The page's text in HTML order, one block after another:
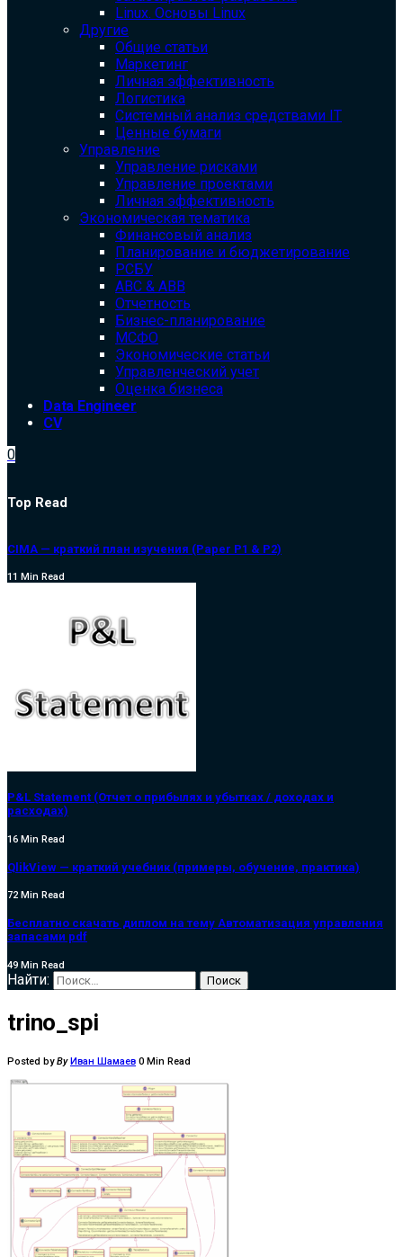
Linux. Основы Linux
Другие
Общие статьи
Маркетинг
Личная эффективность
Логистика
Системный анализ средствами IT
Ценные бумаги
Управление
Управление рисками
Управление проектами
Личная эффективность
Экономическая тематика
Финансовый анализ
Планирование и бюджетирование
РСБУ
ABC & ABB
Отчетность
Бизнес-планирование
МСФО
Экономические статьи
Управленческий учет
Оценка бизнеса
Data Engineer
CV
0
Top Read
CIMA — краткий план изучения (Paper P1 & P2)
11 Min Read
P&L Statement (Отчет о прибылях и убытках / доходах и
расходах)
16 Min Read
QlikView — краткий учебник (примеры, обучение, практика)
72 Min Read
Бесплатно скачать диплом на тему Автоматизация управления
запасами pdf
49 Min Read
Найти:
trino_spi
Posted by ByИван Шамаев 0 Min Read